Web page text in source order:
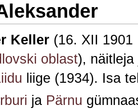
Keller (16. XII 1901
oblast),
liige (1934). Isa
ja Pärnu